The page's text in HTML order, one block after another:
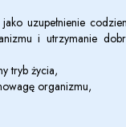
uzupełnienie
i utrzymanie
tryb życia,
organizmu,